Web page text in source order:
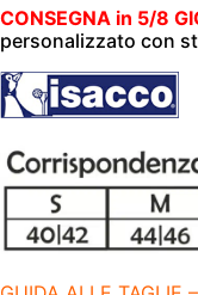
|
CONSEGNA in 5/8
personalizzato con